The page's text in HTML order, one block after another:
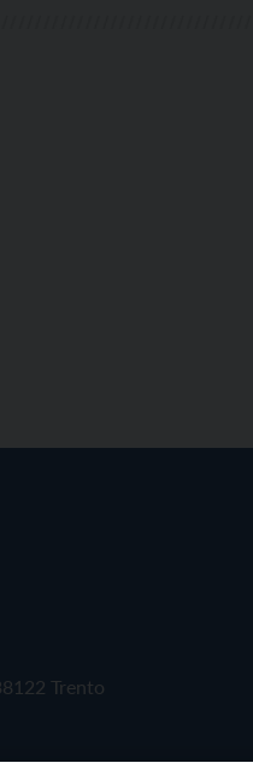
Trento